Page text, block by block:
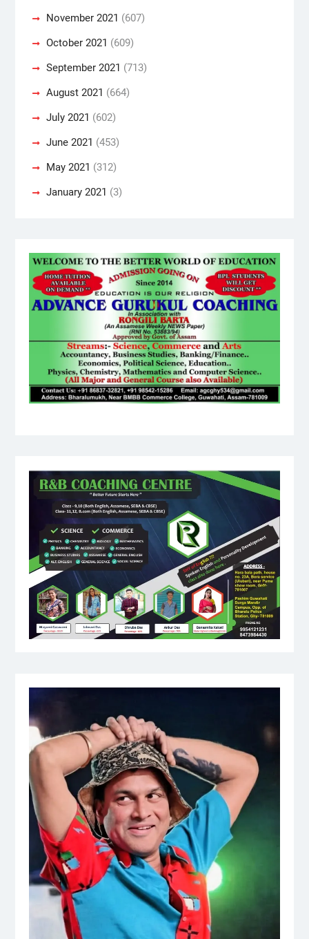
November 2021 (607)
October 2021 (609)
September 2021 (713)
August 2021 (664)
July 2021 (602)
June 2021 (453)
May 2021 (312)
January 2021 (3)